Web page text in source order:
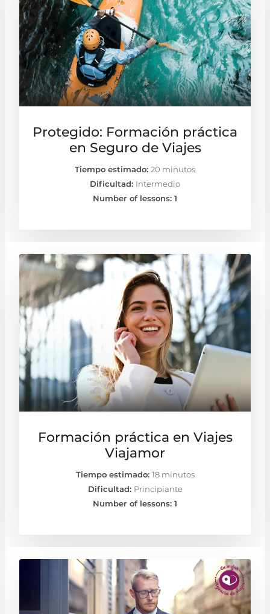
Protegido: Formación práctica
en Seguro de Viajes
Tiempo estimado: 20 minutos
Dificultad: Intermedio
Number of lessons: 1
Formación práctica en Viajes
Viajamor
Tiempo estimado: 18 minutos
Dificultad: Principiante
Number of lessons: 1